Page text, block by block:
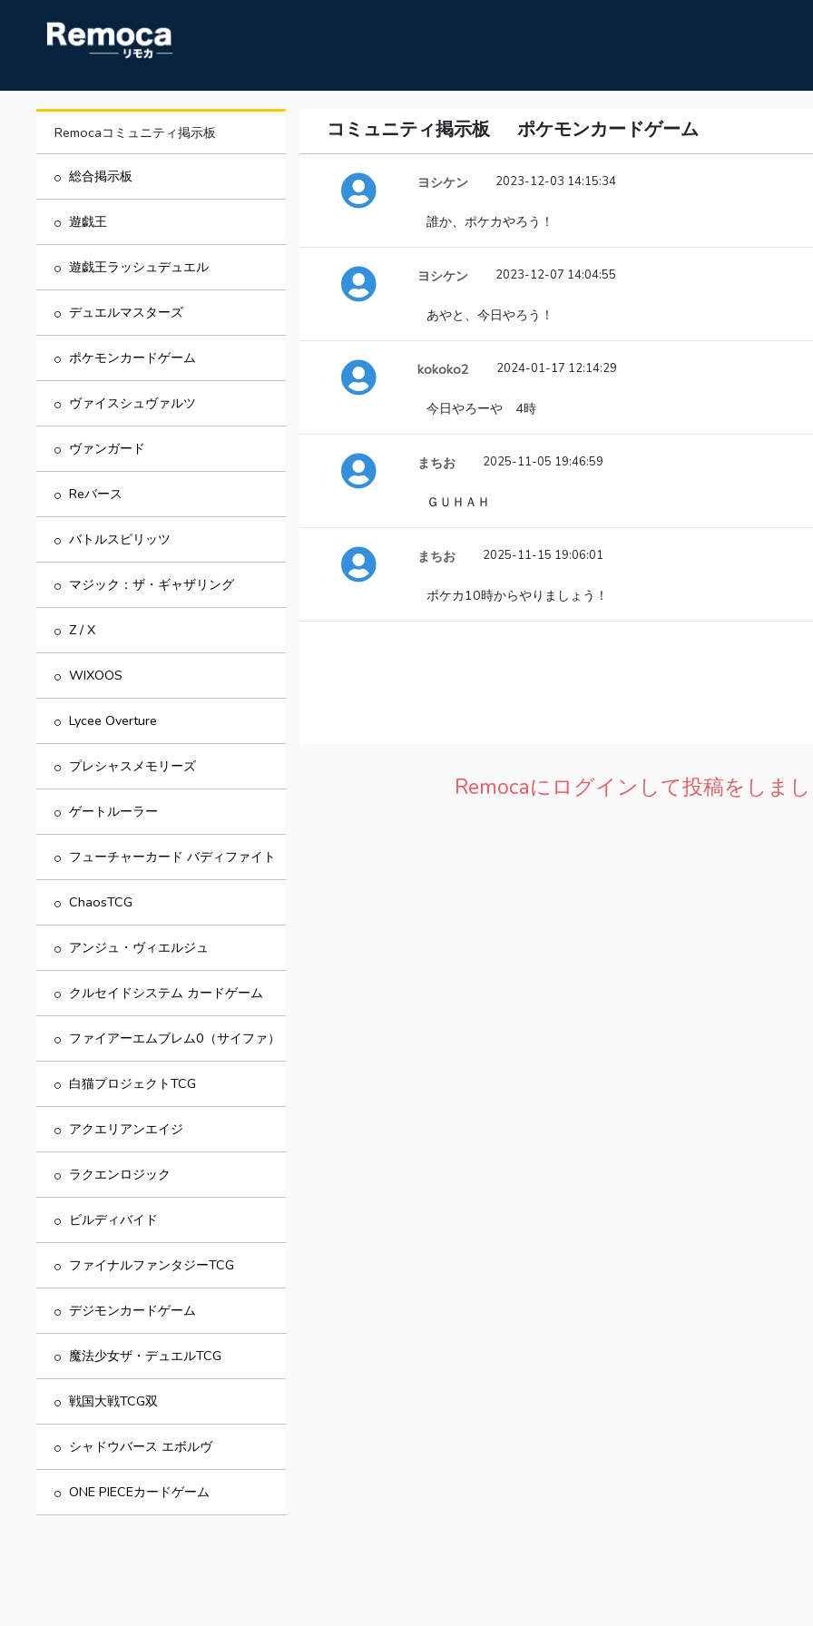
Remocaコミュニティ掲示板
総合掲示板
遊戯王
遊戯王ラッシュデュエル
デュエルマスターズ
ポケモンカードゲーム
ヴァイスシュヴァルツ
ヴァンガード
Reバース
バトルスピリッツ
マジック：ザ・ギャザリング
Z / X
WIXOOS
Lycee Overture
プレシャスメモリーズ
ゲートルーラー
フューチャーカード バディファイト
ChaosTCG
アンジュ・ヴィエルジュ
クルセイドシステム カードゲーム
ファイアーエムブレム0（サイファ）
白猫プロジェクトTCG
アクエリアンエイジ
ラクエンロジック
ビルディバイド
ファイナルファンタジーTCG
デジモンカードゲーム
魔法少女ザ・デュエルTCG
戦国大戦TCG双
シャドウバース エボルヴ
ONE PIECEカードゲーム
コミュニティ掲示板 ポケモンカードゲーム
ヨシケン 2023-12-03 14:15:34
誰か、ポケカやろう！
ヨシケン 2023-12-07 14:04:55
あやと、今日やろう！
kokoko2 2024-01-17 12:14:29
今日やろーや 4時
まちお 2025-11-05 19:46:59
ＧＵＨＡＨ
まちお 2025-11-15 19:06:01
ポケカ10時からやりましょう！
Remocaにログインして投稿をしま